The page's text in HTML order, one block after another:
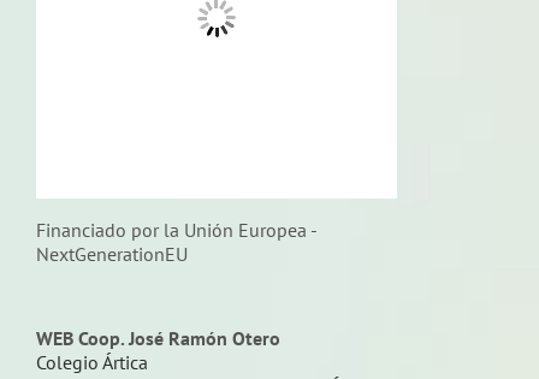
Financiado por la Unión Europea -
NextGenerationEU
WEB Coop. José Ramón Otero
Colegio Ártica